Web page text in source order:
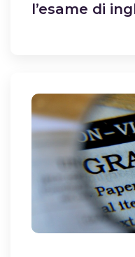
l’esame di